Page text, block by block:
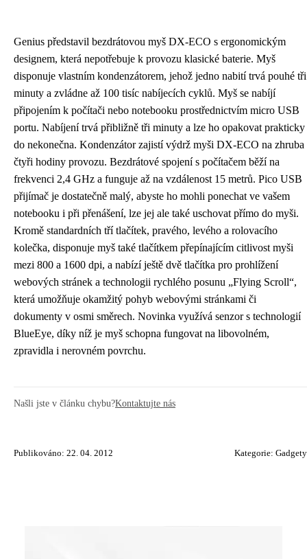
Genius představil bezdrátovou myš DX-ECO s ergonomickým
designem, která nepotřebuje k provozu klasické baterie. Myš
disponuje vlastním kondenzátorem, jehož jedno nabití trvá pouhé tři
minuty a zvládne až 100 tisíc nabíjecích cyklů. Myš se nabíjí
připojením k počítači nebo notebooku prostřednictvím micro USB
portu. Nabíjení trvá přibližně tři minuty a lze ho opakovat prakticky
do nekonečna. Kondenzátor zajistí výdrž myši DX-ECO na zhruba
čtyři hodiny provozu. Bezdrátové spojení s počítačem běží na
frekvenci 2,4 GHz a funguje až na vzdálenost 15 metrů. Pico USB
přijímač je dostatečně malý, abyste ho mohli ponechat ve vašem
notebooku i při přenášení, lze jej ale také uschovat přímo do myši.
Kromě standardních tří tlačítek, pravého, levého a rolovacího
kolečka, disponuje myš také tlačítkem přepínajícím citlivost myši
mezi 800 a 1600 dpi, a nabízí ještě dvě tlačítka pro prohlížení
webových stránek a technologii rychlého posunu „Flying Scroll“,
která umožňuje okamžitý pohyb webovými stránkami či
dokumenty v osmi směrech. Novinka využívá senzor s technologií
BlueEye, díky níž je myš schopna fungovat na libovolném,
zpravidla i nerovném povrchu.
Našli jste v článku chybu?Kontaktujte nás
Publikováno: 22. 04. 2012 Kategorie: Gadgety